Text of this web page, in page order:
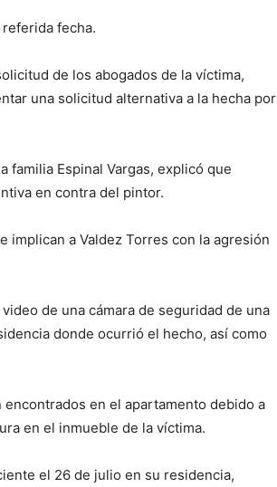
referida fecha.
de los abogados de la víctima,
una solicitud alternativa a la hecha por
familia Espinal Vargas, explicó que
en contra del pintor.
a Valdez Torres con la agresión
de una cámara de seguridad de una
donde ocurrió el hecho, así como
en el apartamento debido a
en el inmueble de la víctima.
el 26 de julio en su residencia,